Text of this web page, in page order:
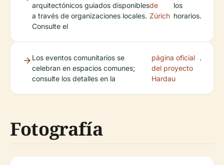
arquitectónicos guiados disponibles
a través de organizaciones locales.
Consulte el
de
Zúrich
los
horarios.
Los eventos comunitarios se
celebran en espacios comunes;
consulte los detalles en la
página oficial
del proyecto
Hardau
.
Fotografía